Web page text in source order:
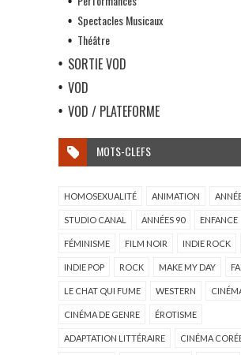
Spectacles Musicaux
Théâtre
SORTIE VOD
VOD
VOD / PLATEFORME
MOTS-CLEFS
HOMOSEXUALITÉ ANIMATION
STUDIO CANAL ANNÉES 90 ENFANCE
FÉMINISME FILM NOIR INDIE ROCK
INDIE POP ROCK MAKE MY DAY
LE CHAT QUI FUME WESTERN
CINÉMA DE GENRE ÉROTISME
ADAPTATION LITTÉRAIRE CINÉMA